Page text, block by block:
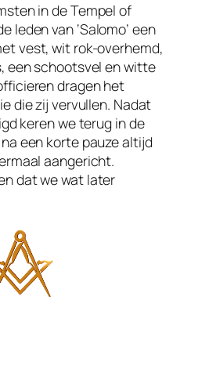
in de Tempel of
leden van ‘Salomo’ een
vest, wit rok-overhemd,
een schootsvel en witte
dragen het
die zij vervullen. Nadat
keren we terug in de
een korte pauze altijd
aangericht.
dat we wat later